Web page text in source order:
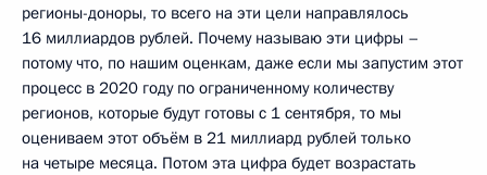
регионы-доноры, то всего на эти цели направлялось
16 миллиардов рублей. Почему называю эти цифры –
потому что, по нашим оценкам, даже если мы запустим этот
процесс в 2020 году по ограниченному количеству
регионов, которые будут готовы с 1 сентября, то мы
оцениваем этот объём в 21 миллиард рублей только
на четыре месяца. Потом эта цифра будет возрастать